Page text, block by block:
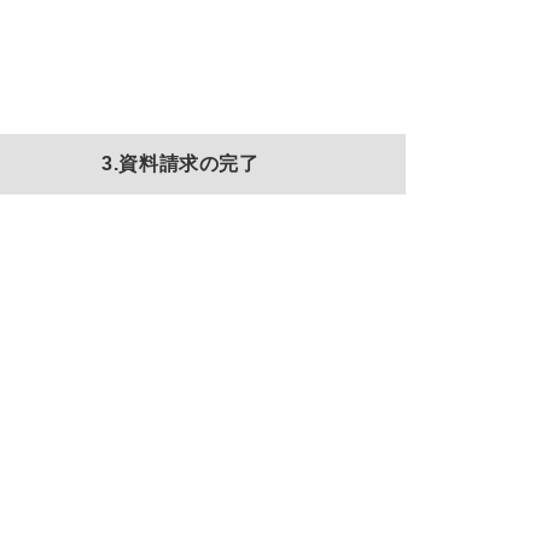
3.資料請求の完了